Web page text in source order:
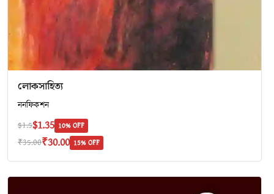
লোকসাহিত্য
ননফিকশন
$1.5$1.35 10% OFF
₹35.00₹30.00 15% OFF